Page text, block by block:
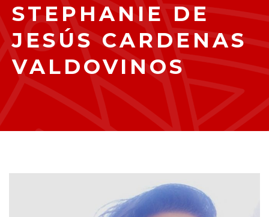
STEPHANIE DE
JESÚS CARDENAS
VALDOVINOS